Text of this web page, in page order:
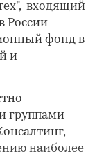
входящий
России
фонд в
и
группами
наиболее